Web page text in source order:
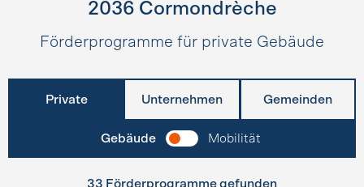
2036 Cormondrèche
Förderprogramme für private Gebäude
Private Unternehmen Gemeinden
Gebäude Mobilität
33 Förderprogramme gefunden